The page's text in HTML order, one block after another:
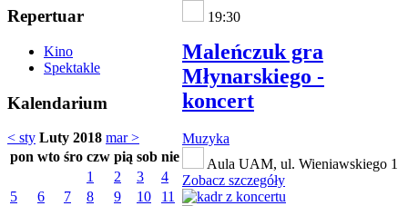
Repertuar
Kino
Spektakle
Kalendarium
< sty Luty 2018 mar >
pon wto śro czw pią sob nie
1
2 3
4
5
6 7 8 9 10
11
19:30
Maleńczuk gra
Młynarskiego -
koncert
Muzyka
Aula UAM, ul. Wieniawskiego 1
Zobacz szczegóły